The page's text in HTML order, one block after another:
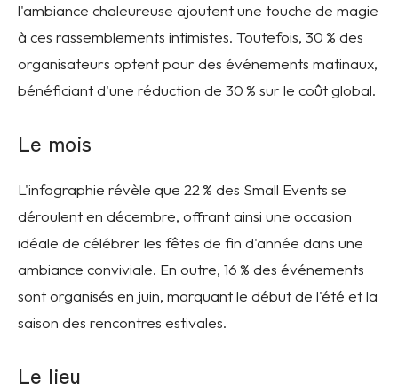
l'ambiance chaleureuse ajoutent une touche de magie
à ces rassemblements intimistes. Toutefois, 30 % des
organisateurs optent pour des événements matinaux,
bénéficiant d'une réduction de 30 % sur le coût global.
Le mois
L'infographie révèle que 22 % des Small Events se
déroulent en décembre, offrant ainsi une occasion
idéale de célébrer les fêtes de fin d'année dans une
ambiance conviviale. En outre, 16 % des événements
sont organisés en juin, marquant le début de l'été et la
saison des rencontres estivales.
Le lieu